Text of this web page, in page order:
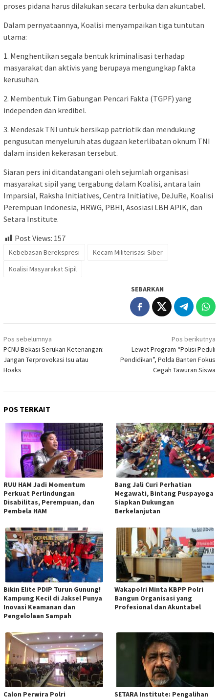
proses pidana harus dilakukan secara terbuka dan akuntabel.
Dalam pernyataannya, Koalisi menyampaikan tiga tuntutan
utama:
1. Menghentikan segala bentuk kriminalisasi terhadap
masyarakat dan aktivis yang berupaya mengungkap fakta
kerusuhan.
2. Membentuk Tim Gabungan Pencari Fakta (TGPF) yang
independen dan kredibel.
3. Mendesak TNI untuk bersikap patriotik dan mendukung
pengusutan menyeluruh atas dugaan keterlibatan oknum TNI
dalam insiden kekerasan tersebut.
Siaran pers ini ditandatangani oleh sejumlah organisasi
masyarakat sipil yang tergabung dalam Koalisi, antara lain
Imparsial, Raksha Initiatives, Centra Initiative, DeJuRe, Koalisi
Perempuan Indonesia, HRWG, PBHI, Asosiasi LBH APIK, dan
Setara Institute.
Post Views: 157
Kebebasan Berekspresi
Kecam Militerisasi Siber
Koalisi Masyarakat Sipil
SEBARKAN
Navigasi
pos
Pos sebelumnya
PCNU Bekasi Serukan Ketenangan:
Jangan Terprovokasi Isu atau
Hoaks
Pos berikutnya
Lewat Program “Polisi Peduli
Pendidikan”, Polda Banten Fokus
Cegah Tawuran Siswa
POS TERKAIT
RUU HAM Jadi Momentum
Perkuat Perlindungan
Disabilitas, Perempuan, dan
Pembela HAM
Bang Jali Curi Perhatian
Megawati, Bintang Puspayoga
Siapkan Dukungan
Berkelanjutan
Bikin Elite PDIP Turun Gunung!
Kampung Kecil di Jaksel Punya
Inovasi Keamanan dan
Pengelolaan Sampah
Wakapolri Minta KBPP Polri
Bangun Organisasi yang
Profesional dan Akuntabel
Calon Perwira Polri SETARA Institute: Pengalihan